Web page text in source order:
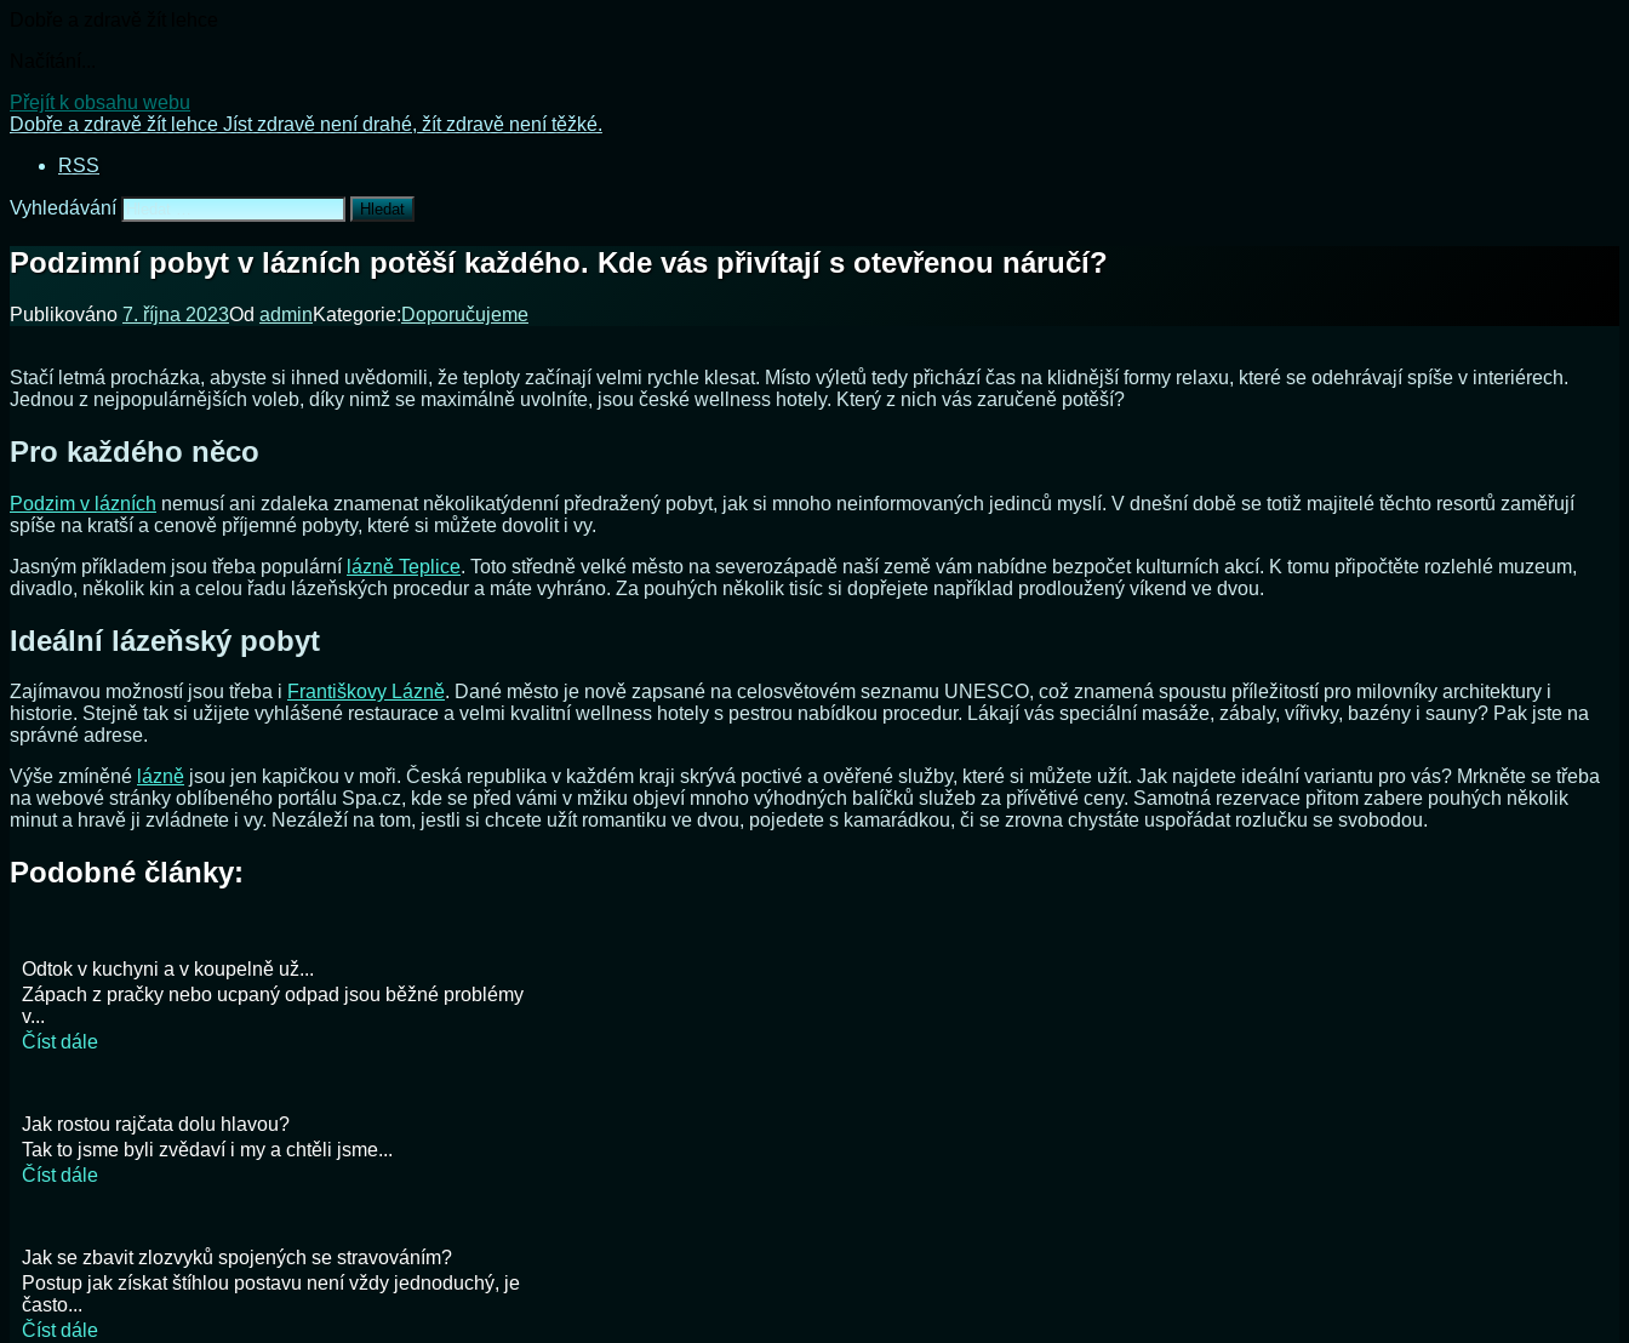
Přejít k obsahu webu
Dobře a zdravě žít lehce Jíst zdravě není drahé, žít zdravě není těžké.
RSS
Vyhledávání
Podzimní pobyt v lázních potěší každého. Kde vás přivítají s otevřenou náručí?
Publikováno 7. října 2023Od adminKategorie:Doporučujeme
Stačí letmá procházka, abyste si ihned uvědomili, že teploty začínají velmi rychle klesat. Místo výletů tedy přichází čas na klidnější formy relaxu, které se odehrávají spíše v interiérech.
Jednou z nejpopulárnějších voleb, díky nimž se maximálně uvolníte, jsou české wellness hotely. Který z nich vás zaručeně potěší?
Pro každého něco
Podzim v lázních nemusí ani zdaleka znamenat několikatýdenní předražený pobyt, jak si mnoho neinformovaných jedinců myslí. V dnešní době se totiž majitelé těchto resortů zaměřují
spíše na kratší a cenově příjemné pobyty, které si můžete dovolit i vy.
Jasným příkladem jsou třeba populární lázně Teplice. Toto středně velké město na severozápadě naší země vám nabídne bezpočet kulturních akcí. K tomu připočtěte rozlehlé muzeum,
divadlo, několik kin a celou řadu lázeňských procedur a máte vyhráno. Za pouhých několik tisíc si dopřejete například prodloužený víkend ve dvou.
Ideální lázeňský pobyt
Zajímavou možností jsou třeba i Františkovy Lázně. Dané město je nově zapsané na celosvětovém seznamu UNESCO, což znamená spoustu příležitostí pro milovníky architektury i
historie. Stejně tak si užijete vyhlášené restaurace a velmi kvalitní wellness hotely s pestrou nabídkou procedur. Lákají vás speciální masáže, zábaly, vířivky, bazény i sauny? Pak jste na
správné adrese.
Výše zmíněné lázně jsou jen kapičkou v moři. Česká republika v každém kraji skrývá poctivé a ověřené služby, které si můžete užít. Jak najdete ideální variantu pro vás? Mrkněte se třeba
na webové stránky oblíbeného portálu Spa.cz, kde se před vámi v mžiku objeví mnoho výhodných balíčků služeb za přívětivé ceny. Samotná rezervace přitom zabere pouhých několik
minut a hravě ji zvládnete i vy. Nezáleží na tom, jestli si chcete užít romantiku ve dvou, pojedete s kamarádkou, či se zrovna chystáte uspořádat rozlučku se svobodou.
Podobné články:
Odtok v kuchyni a v koupelně už...
Zápach z pračky nebo ucpaný odpad jsou běžné problémy
v...
Číst dále
Jak rostou rajčata dolu hlavou?
Tak to jsme byli zvědaví i my a chtěli jsme...
Číst dále
Jak se zbavit zlozvyků spojených se stravováním?
Postup jak získat štíhlou postavu není vždy jednoduchý, je
často...
Číst dále